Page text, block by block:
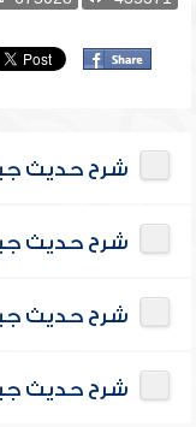
شرح حديث
شرح حديث
شرح حديث
شرح حديث